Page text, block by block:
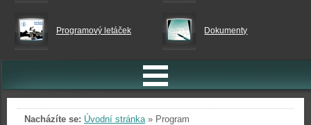
Programový letáček Dokumenty
Nacházíte se: Úvodní stránka» Program